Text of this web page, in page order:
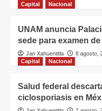
Capital
Nacional
UNAM anuncia
sede para examen
Jan Xahuentitla
8 agosto,
Capital
Nacional
Salud federal
ciclosporiasis en